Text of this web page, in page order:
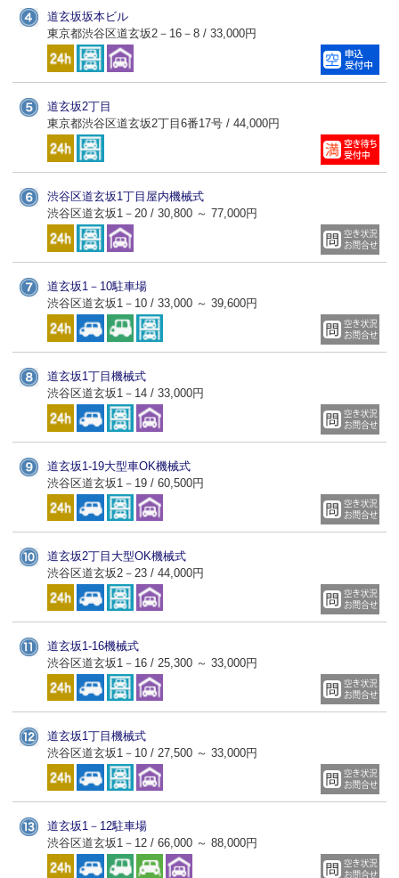
道玄坂坂本ビル
東京都渋谷区道玄坂2－16－8 / 33,000円
道玄坂2丁目
東京都渋谷区道玄坂2丁目6番17号 / 44,000円
渋谷区道玄坂1丁目屋内機械式
渋谷区道玄坂1－20 / 30,800 ～ 77,000円
道玄坂1－10駐車場
渋谷区道玄坂1－10 / 33,000 ～ 39,600円
道玄坂1丁目機械式
渋谷区道玄坂1－14 / 33,000円
道玄坂1-19大型車OK機械式
渋谷区道玄坂1－19 / 60,500円
道玄坂2丁目大型OK機械式
渋谷区道玄坂2－23 / 44,000円
道玄坂1-16機械式
渋谷区道玄坂1－16 / 25,300 ～ 33,000円
道玄坂1丁目機械式
渋谷区道玄坂1－10 / 27,500 ～ 33,000円
道玄坂1－12駐車場
渋谷区道玄坂1－12 / 66,000 ～ 88,000円